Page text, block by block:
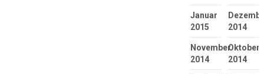
Januar
2015
2014
November
2014
Oktober
2014